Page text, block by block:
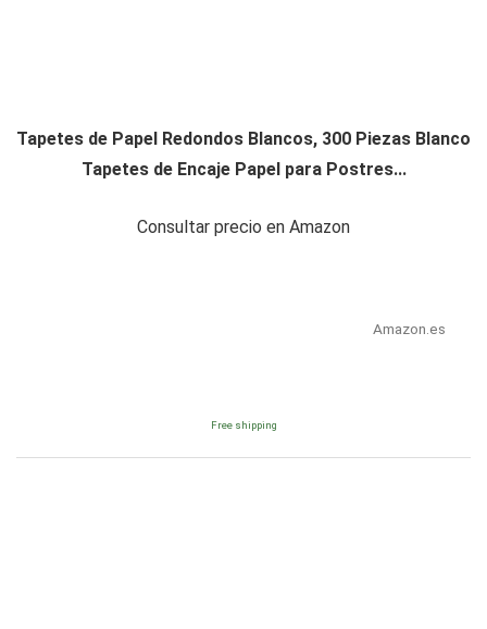
Tapetes de Papel Redondos Blancos, 300 Piezas Blanco
Tapetes de Encaje Papel para Postres...
Consultar precio en Amazon
Amazon.es
Free shipping